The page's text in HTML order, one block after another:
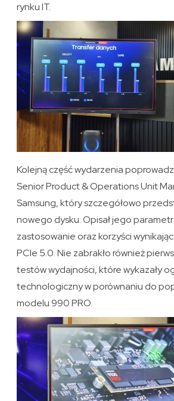
rynku IT.
Kolejną część wydarzenia
Senior Product & Operations Unit
Samsung, który szczegółowo
nowego dysku. Opisał jego
zastosowanie oraz korzyści
PCIe 5.0. Nie zabrakło również
testów wydajności, które wykazały
technologiczny w porównaniu do
modelu 990 PRO.